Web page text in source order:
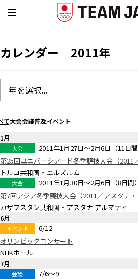
カレンダー 2011年
て大会会議普及イベント
1月
大会
2011年1月27日〜2月6日（11日間
第25回ユニバーシアード冬季競技大会（2011
トルコ共和国・エルズルム
大会
2011年1月30日〜2月6日（8日間）
第7回アジア冬季競技大会（2011／アスタナ・
カザフスタン共和国・アスタナ アルマティ
6月
イベント
6/12
オリンピックコンサート
NHKホール
7月
会議
7/6〜9